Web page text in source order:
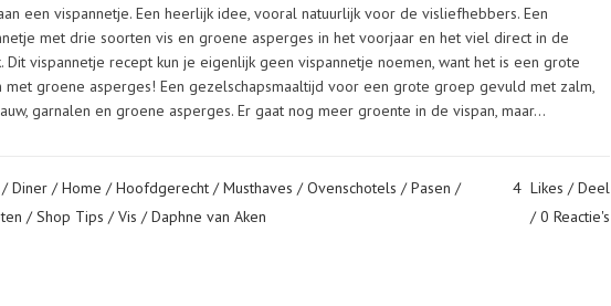
een vispannetje. Een heerlijk idee, vooral natuurlijk voor de visliefhebbers. Een
met drie soorten vis en groene asperges in het voorjaar en het viel direct in de
Dit vispannetje recept kun je eigenlijk geen vispannetje noemen, want het is een grote
met groene asperges! Een gezelschapsmaaltijd voor een grote groep gevuld met zalm,
garnalen en groene asperges. Er gaat nog meer groente in de vispan, maar...
/Diner /Home /Hoofdgerecht /Musthaves /Ovenschotels /Pasen /
/Shop Tips /Vis / Daphne van Aken
4 Likes
Deel
0 Reactie's